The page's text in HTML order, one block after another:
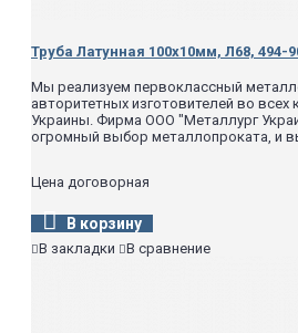
Труба Латунная 100х10мм, Л68, 494-
Мы реализуем первоклассный
авторитетных изготовителей во всех
Украины. Фирма ООО "Металлург
огромный выбор металлопроката, и
Цена договорная
В корзину
В закладки В сравнение